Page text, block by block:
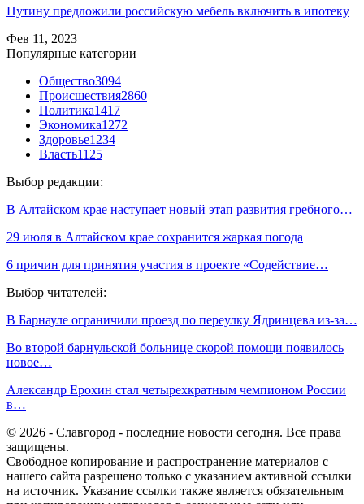
Путину предложили российскую мебель включить в ипотеку
Фев 11, 2023
Популярные категории
Общество3094
Происшествия2860
Политика1417
Экономика1272
Здоровье1234
Власть1125
Выбор редакции:
В Алтайском крае наступает новый этап развития гребного…
29 июля в Алтайском крае сохранится жаркая погода
6 причин для принятия участия в проекте «Содействие…
Выбор читателей:
В Барнауле ограничили проезд по переулку Ядринцева из-за…
Во второй барнульской больнице скорой помощи появилось
новое…
Александр Ерохин стал четырехкратным чемпионом России
в…
© 2026 - Славгород - последние новости сегодня. Все права
защищены.
Свободное копирование и распространение материалов с
нашего сайта разрешено только с указанием активной ссылки
на источник. Указание ссылки также является обязательным